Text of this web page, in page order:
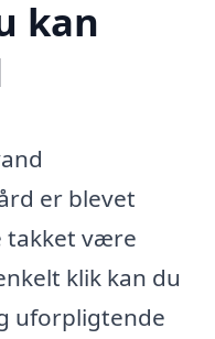
kan
er blevet
takket være
klik kan du
uforpligtende